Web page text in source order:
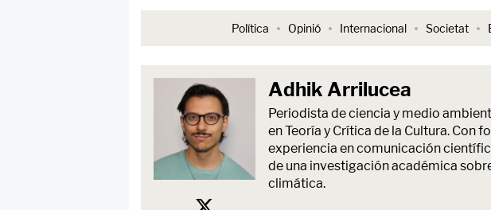
Política Opinió Internacional Societat
Adhik Arrilucea
Periodista de ciencia y medio
en Teoría y Crítica de la Cultura. Con
experiencia en comunicación
de una investigación académica
climática.